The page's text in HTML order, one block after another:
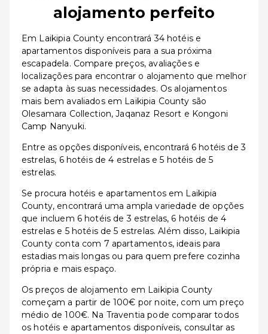
alojamento perfeito
Em Laikipia County encontrará 34 hotéis e
apartamentos disponíveis para a sua próxima
escapadela. Compare preços, avaliações e
localizações para encontrar o alojamento que melhor
se adapta às suas necessidades. Os alojamentos
mais bem avaliados em Laikipia County são
Olesamara Collection, Jaqanaz Resort e Kongoni
Camp Nanyuki.
Entre as opções disponíveis, encontrará 6 hotéis de 3
estrelas, 6 hotéis de 4 estrelas e 5 hotéis de 5
estrelas.
Se procura hotéis e apartamentos em Laikipia
County, encontrará uma ampla variedade de opções
que incluem 6 hotéis de 3 estrelas, 6 hotéis de 4
estrelas e 5 hotéis de 5 estrelas. Além disso, Laikipia
County conta com 7 apartamentos, ideais para
estadias mais longas ou para quem prefere cozinha
própria e mais espaço.
Os preços de alojamento em Laikipia County
começam a partir de 100€ por noite, com um preço
médio de 100€. Na Traventia pode comparar todos
os hotéis e apartamentos disponíveis, consultar as